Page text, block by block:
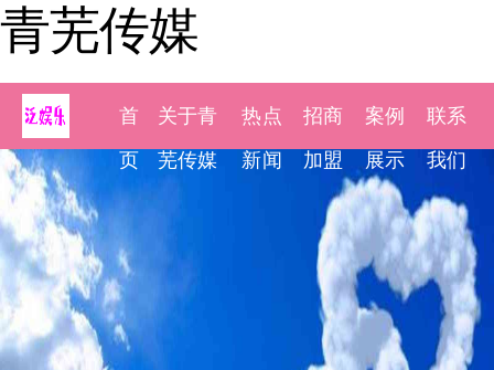
青芜传媒
首
页
关于青
芜传媒
热点
新闻
招商
加盟
案例
展示
联系
我们